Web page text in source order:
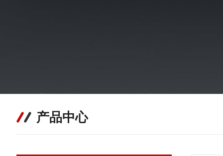
产品中心